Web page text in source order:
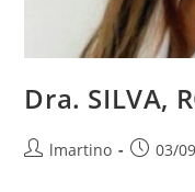
Dra. SILVA,
lmartino 03/